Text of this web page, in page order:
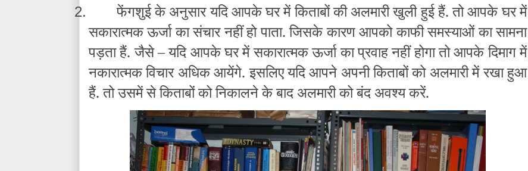
2.
फेंगशुई के अनुसार यदि आपके घर में किताबों की अलमारी खुली हुई हैं. तो आपके घर में
सकारात्मक ऊर्जा का संचार नहीं हो पाता. जिसके कारण आपको काफी समस्याओं का सामना
पड़ता हैं. जैसे – यदि आपके घर में सकारात्मक ऊर्जा का प्रवाह नहीं होगा तो आपके दिमाग में
नकारात्मक विचार अधिक आयेंगे. इसलिए यदि आपने अपनी किताबों को अलमारी में रखा हुआ
हैं. तो उसमें से किताबों को निकालने के बाद अलमारी को बंद अवश्य करें.